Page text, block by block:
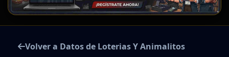
Volver a Datos de Loterias Y Animalitos